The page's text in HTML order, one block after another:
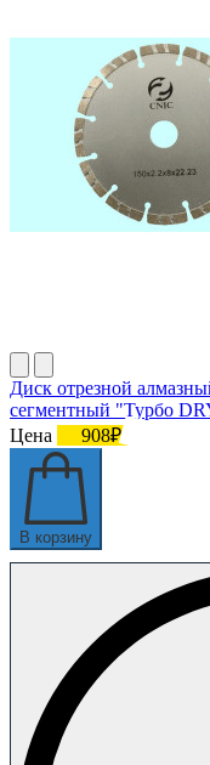
Диск отрезной
сегментный "Турбо
Цена
908₽
В корзину